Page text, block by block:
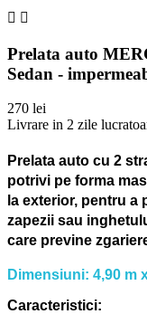
 
Prelata auto
Sedan -
270 lei
Livrare in 2 zile
Prelata auto cu 2
potrivi pe forma
la exterior, pentru
zapezii sau
care previne
Dimensiuni: 4,90 m
Caracteristici: